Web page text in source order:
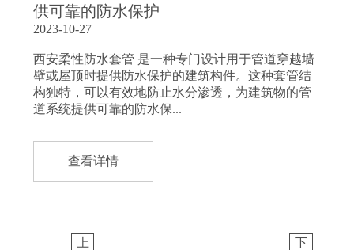
供可靠的防水保护
2023-10-27
西安柔性防水套管 是一种专门设计用于管道穿越墙
壁或屋顶时提供防水保护的建筑构件。这种套管结
构独特，可以有效地防止水分渗透，为建筑物的管
道系统提供可靠的防水保...
查看详情
上
下